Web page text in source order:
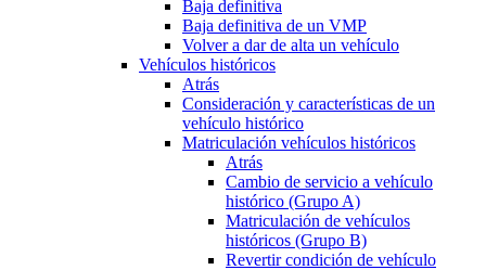
Baja definitiva
Baja definitiva de un VMP
Volver a dar de alta un vehículo
Vehículos históricos
Atrás
Consideración y características de un
vehículo histórico
Matriculación vehículos históricos
Atrás
Cambio de servicio a vehículo
histórico (Grupo A)
Matriculación de vehículos
históricos (Grupo B)
Revertir condición de vehículo